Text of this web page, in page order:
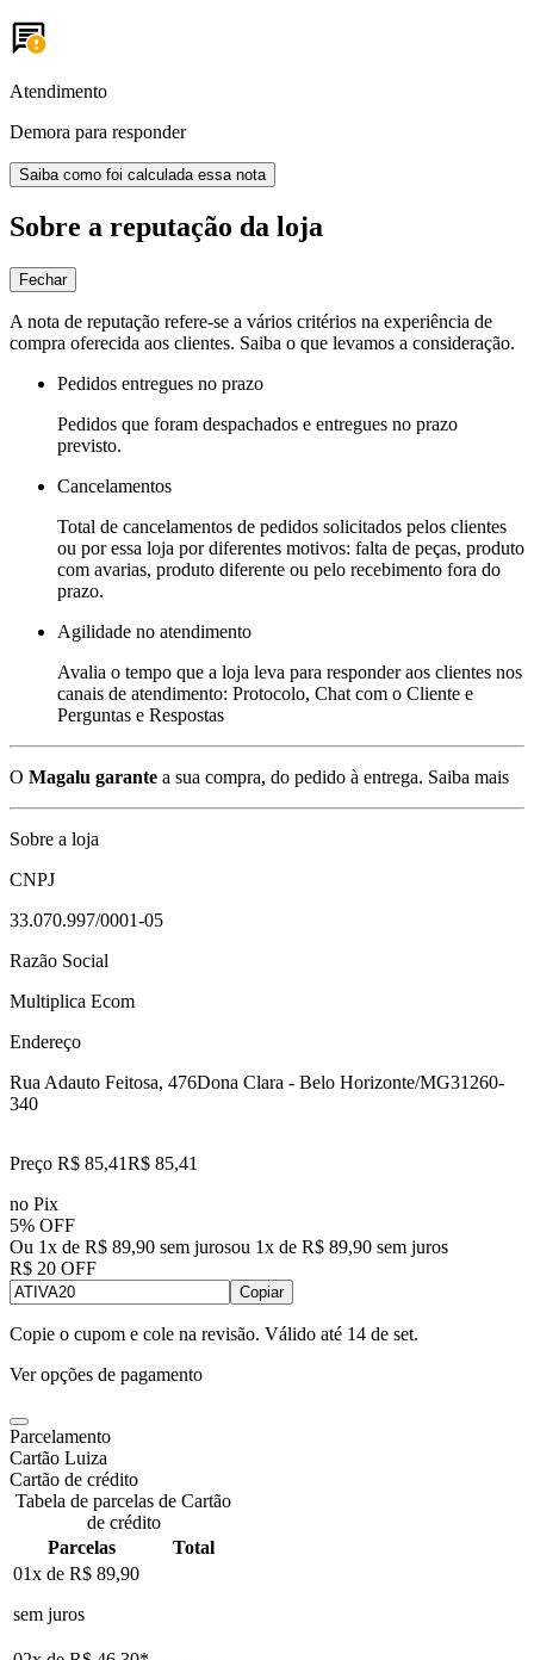
Atendimento
Demora para responder
Saiba como foi calculada essa nota
Sobre a reputação da loja
Fechar
A nota de reputação refere-se a vários critérios na experiência de
compra oferecida aos clientes. Saiba o que levamos a consideração.
Pedidos entregues no prazo
Pedidos que foram despachados e entregues no prazo
previsto.
Cancelamentos
Total de cancelamentos de pedidos solicitados pelos clientes
ou por essa loja por diferentes motivos: falta de peças, produto
com avarias, produto diferente ou pelo recebimento fora do
prazo.
Agilidade no atendimento
Avalia o tempo que a loja leva para responder aos clientes nos
canais de atendimento: Protocolo, Chat com o Cliente e
Perguntas e Respostas
O Magalu garante a sua compra, do pedido à entrega. Saiba mais
Sobre a loja
CNPJ
33.070.997/0001-05
Razão Social
Multiplica Ecom
Endereço
Rua Adauto Feitosa, 476Dona Clara - Belo Horizonte/MG31260-
340
Preço R$ 85,41R$ 85,41
no Pix
5% OFF
Ou 1x de R$ 89,90 sem jurosou 1x de R$ 89,90 sem juros
R$ 20 OFF
Copiar
Copie o cupom e cole na revisão. Válido até 14 de set.
Ver opções de pagamento
Parcelamento
Cartão Luiza
Cartão de crédito
Tabela de parcelas de Cartão
de crédito
Parcelas
Total
01x de R$ 89,90
sem juros